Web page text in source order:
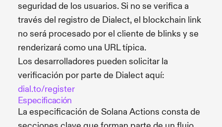
seguridad de los usuarios. Si no se verifica a
través del registro de Dialect, el blockchain link
no será procesado por el cliente de blinks y se
renderizará como una URL típica.
Los desarrolladores pueden solicitar la
verificación por parte de Dialect aquí:
dial.to/register
Especificación
La especificación de Solana Actions consta de